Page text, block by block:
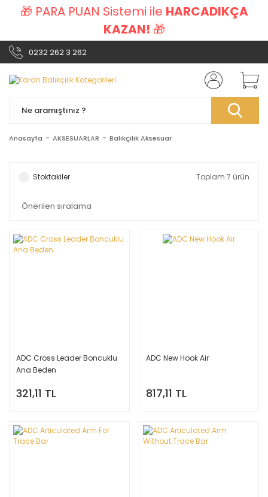
🎁 PARA PUAN Sistemi ile HARCADIKÇA
KAZAN! 🎁
0232 262 3 262
Anasayfa AKSESUARLAR Balıkçılık Aksesuar
Stoktakiler Toplam 7 ürün
ADC Cross Leader Boncuklu
Ana Beden
321,11 TL
ADC New Hook Air
817,11 TL